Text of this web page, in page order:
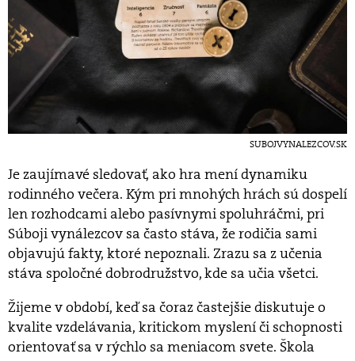
SUBOJVYNALEZCOV.SK
Je zaujímavé sledovať, ako hra mení dynamiku
rodinného večera. Kým pri mnohých hrách sú dospelí
len rozhodcami alebo pasívnymi spoluhráčmi, pri
Súboji vynálezcov sa často stáva, že rodičia sami
objavujú fakty, ktoré nepoznali. Zrazu sa z učenia
stáva spoločné dobrodružstvo, kde sa učia všetci.
Žijeme v období, keď sa čoraz častejšie diskutuje o
kvalite vzdelávania, kritickom myslení či schopnosti
orientovať sa v rýchlo sa meniacom svete. Škola